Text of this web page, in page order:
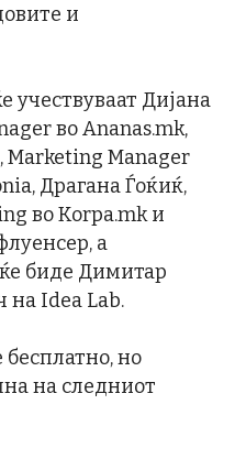
и
учествуваат Дијана
во Ananas.mk,
Marketing Manager
Драгана Ѓоќиќ,
во Korpa.mk и
а
биде Димитар
на Idea Lab.
бесплатно, но
на следниот